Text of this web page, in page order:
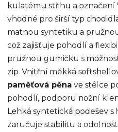
kulatému střihu a označení
vhodné pro širší typ
matnou syntetiku a
což zajišťuje pohodlí a
pružnou gumičku s
zip. Vnitřní měkká
paměťová pěna ve stélce
pohodlí, podporu nožní
Lehká syntetická podešev
zaručuje stabilitu a